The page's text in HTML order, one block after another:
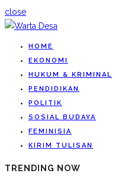
close
HOME
EKONOMI
HUKUM & KRIMINAL
PENDIDIKAN
POLITIK
SOSIAL BUDAYA
FEMINISIA
KIRIM TULISAN
TRENDING NOW